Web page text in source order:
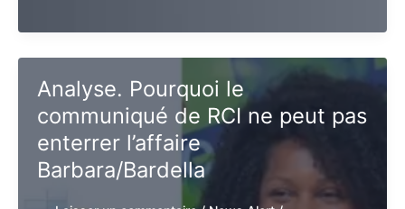
Barbara
Zandronis
sanctionnée
par
Analyse. Pourquoi le
communiqué de RCI ne peut
pas enterrer l’affaire
Barbara/Bardella